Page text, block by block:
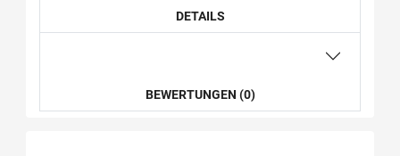
DETAILS
BEWERTUNGEN (0)